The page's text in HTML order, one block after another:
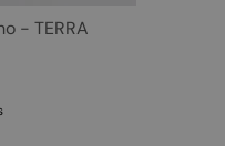
- TERRA